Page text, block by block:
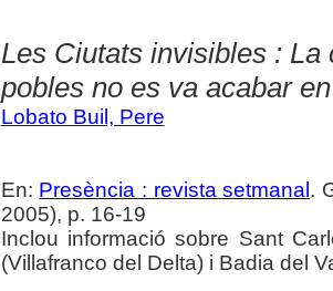
Les Ciutats invisibles :
pobles no es va acabar
Lobato Buil, Pere
En: Presència : revista setmanal .
2005), p. 16-19
Inclou informació sobre Sant
(Villafranco del Delta) i Badia del